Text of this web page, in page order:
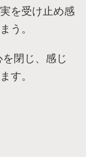
を受け止め感
う。
閉じ、感じ
す。